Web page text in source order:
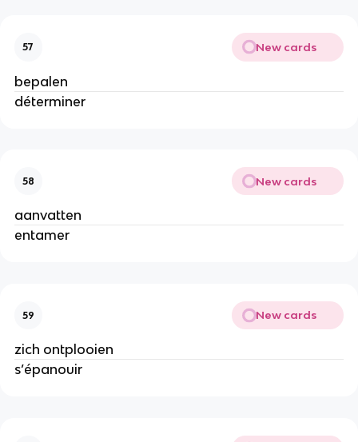
57 New cards
bepalen
déterminer
58 New cards
aanvatten
entamer
59 New cards
zich ontplooien
s’épanouir